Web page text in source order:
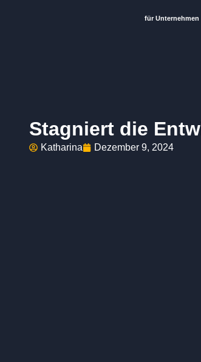
für Unternehmen
Stagniert die
Katharina Dezember 9, 2024